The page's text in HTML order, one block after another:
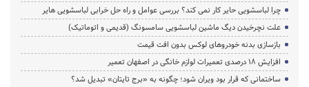
چرا لباسشویی حایر کار نمی کند؟ بررسی عوامل و راه حل خرابی لباسشویی هایر
علت نچرخیدن دیگ ماشین لباسشویی سامسونگ (قدیمی و اتوماتیک)
بازسازی بدنه خودروهای لوکس بدون افت قیمت
افزایش ۱۸ درصدی تعمیرات لوازم خانگی در اصفهان تعمیر
ساختمانی که قرار بود ویران شود؛ چگونه به «برج تایتان» تبدیل شد؟